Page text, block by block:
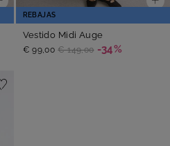
REBAJAS
Vestido Midi Auge
€ 99,00 € 149,00 -34%